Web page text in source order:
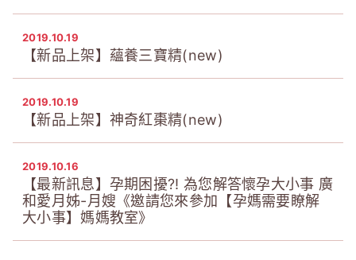
2019.10.19
【新品上架】蘊養三寶精(new)
2019.10.19
【新品上架】神奇紅棗精(new)
2019.10.16
【最新訊息】孕期困擾?!‎ 為您解答懷孕大小事 廣
和愛月姊-月嫂《邀請您來參加【孕媽需要瞭解
大小事】媽媽教室》